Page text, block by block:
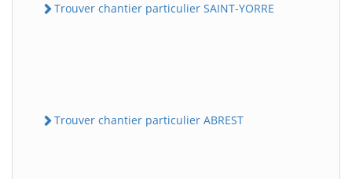
Trouver chantier particulier SAINT-YORRE
Trouver chantier particulier ABREST